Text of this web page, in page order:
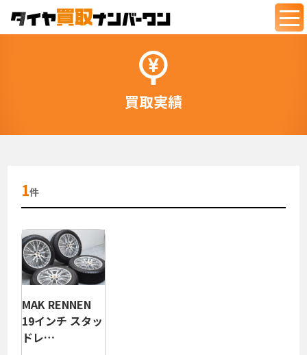
買取実績
1件
MAK RENNEN
19インチ スタッ
ドレ…